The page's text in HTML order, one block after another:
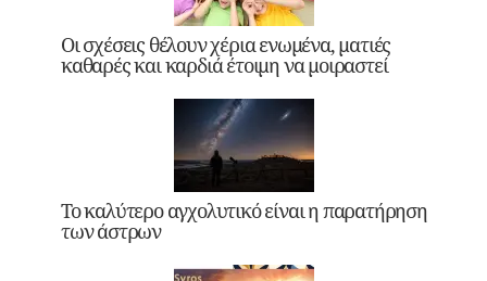
Οι σχέσεις θέλουν χέρια ενωμένα, ματιές
καθαρές και καρδιά έτοιμη να μοιραστεί
Το καλύτερο αγχολυτικό είναι η παρατήρηση
των άστρων